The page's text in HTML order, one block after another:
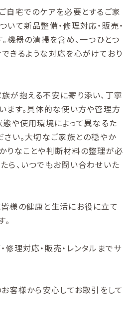
自宅でのケアを必要とするご家
いて新品整備・修理対応・販売・
機器の清掃を含め、一つひとつ
きるような対応を心がけており
が抱える不安に寄り添い、丁寧
ます。具体的な使い方や管理方
態や使用環境によって異なるた
さい。大切なご家族との穏やか
りなことや判断材料の整理が必
ら、いつでもお問い合わせいた
様の健康と生活にお役に立て
理対応・販売・レンタルまでサ
客様から安心してお取引をして